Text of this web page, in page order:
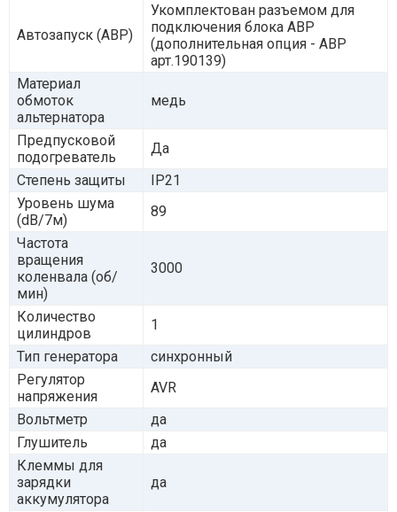
Автозапуск (АВР)
Укомплектован разъемом для
подключения блока АВР
(дополнительная опция - АВР
арт.190139)
Материал
обмоток
альтернатора
медь
Предпусковой
подогреватель
Да
Степень защиты
IP21
Уровень шума
(dB/7м)
89
Частота
вращения
коленвала (об/
мин)
3000
Количество
цилиндров
1
Тип генератора
синхронный
Регулятор
напряжения
AVR
Вольтметр
да
Глушитель
да
Клеммы для
зарядки
аккумулятора
да